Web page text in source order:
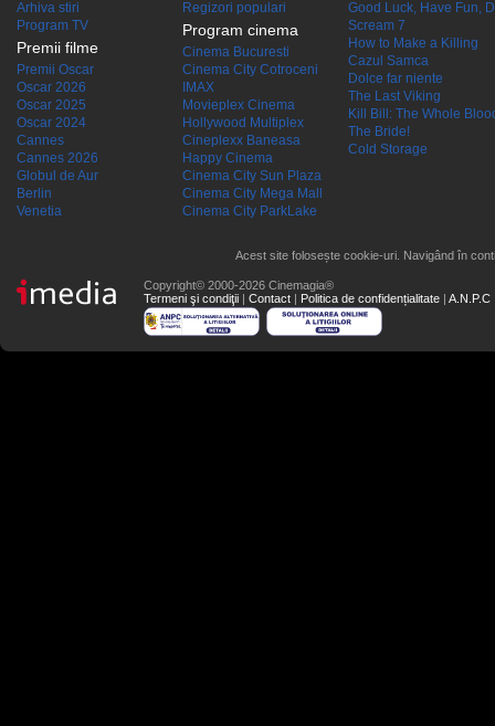
Arhiva stiri
Program TV
Premii filme
Premii Oscar
Oscar 2026
Oscar 2025
Oscar 2024
Cannes
Cannes 2026
Globul de Aur
Berlin
Venetia
Regizori populari
Program cinema
Cinema Bucuresti
Cinema City Cotroceni
IMAX
Movieplex Cinema
Hollywood Multiplex
Cineplexx Baneasa
Happy Cinema
Cinema City Sun Plaza
Cinema City Mega Mall
Cinema City ParkLake
Good Luck, Have Fun,
Scream 7
How to Make a Killing
Cazul Samca
Dolce far niente
The Last Viking
Kill Bill: The Whole
The Bride!
Cold Storage
Acest site folosește cookie-uri. Navigând în
Copyright© 2000-2026 Cinemagia®
Termeni şi condiţii | Contact | Politica de confidențialitate | A.N.P.C